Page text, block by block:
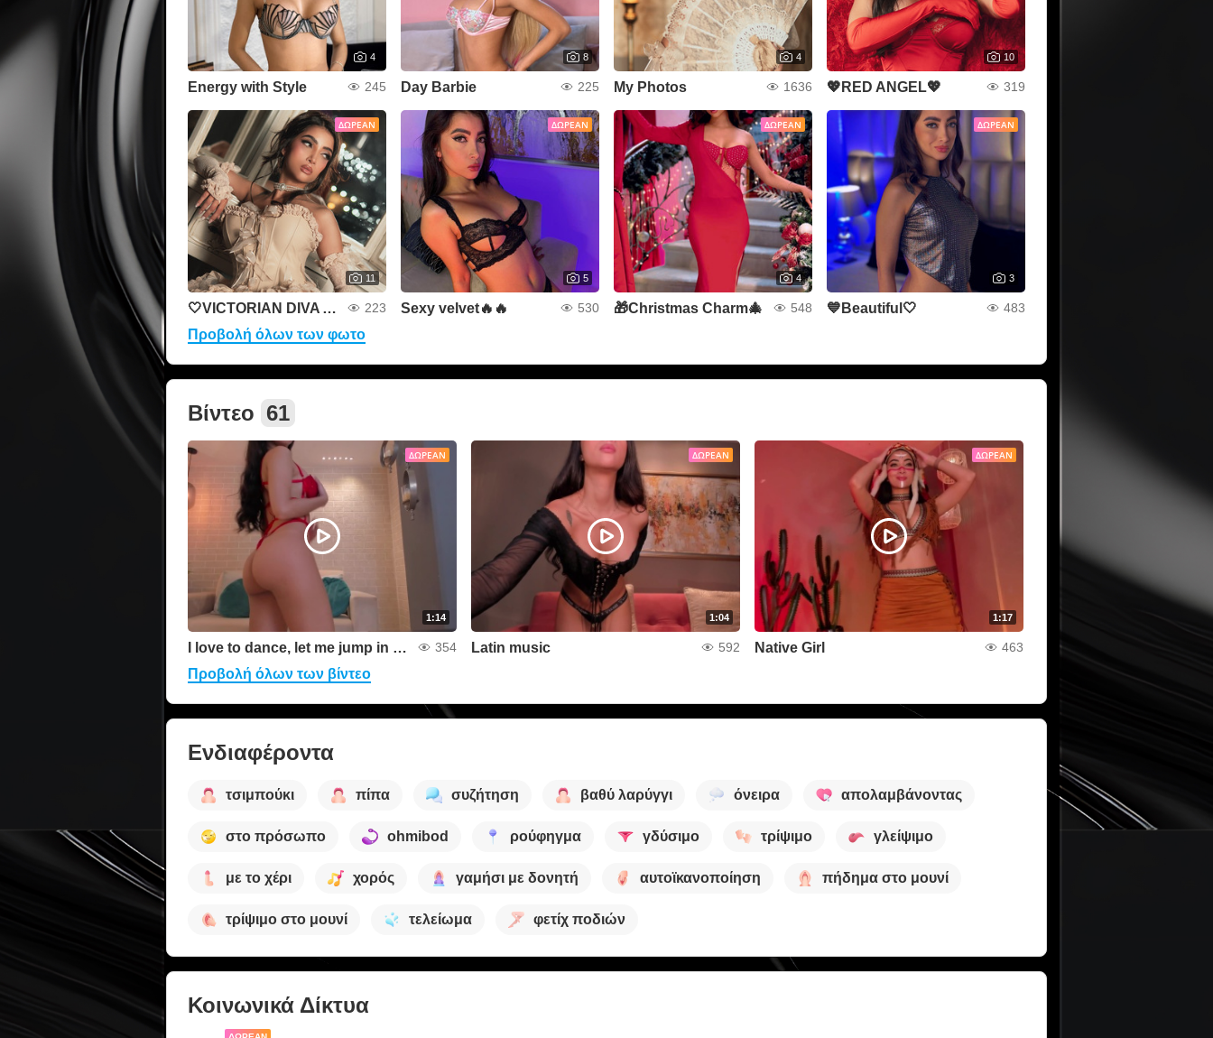
4
Energy with Style 245
8
Day Barbie 225
4
My Photos 1636
10
💖RED ANGEL💖 319
ΔΩΡΕΆΝ
11
🤍VICTORIAN DIVA AND QUEEN🤍 223
ΔΩΡΕΆΝ
5
Sexy velvet🔥🔥 530
ΔΩΡΕΆΝ
4
🎁Christmas Charm🎄 548
ΔΩΡΕΆΝ
3
💙Beautiful🤍 483
Προβολή όλων των φωτο
Βίντεο 61
ΔΩΡΕΆΝ
1:14
I love to dance, let me jump in your hard cock, 354
ΔΩΡΕΆΝ
1:04
Latin music 592
ΔΩΡΕΆΝ
1:17
Native Girl 463
Προβολή όλων των βίντεο
Ενδιαφέροντα
τσιμπούκι πίπα συζήτηση βαθύ λαρύγγι όνειρα απολαμβάνοντας
στο πρόσωπο ohmibod ρούφηγμα γδύσιμο τρίψιμο γλείψιμο
με το χέρι χορός γαμήσι με δονητή αυτοϊκανοποίηση πήδημα στο μουνί
τρίψιμο στο μουνί τελείωμα φετίχ ποδιών
Κοινωνικά Δίκτυα